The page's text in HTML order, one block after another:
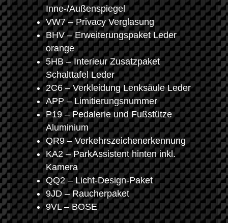
Inne-/Außenspiegel
VW7 – Privacy Verglasung
BHV – Erweiterungspaket Leder
orange
5HB – Interieur Zusatzpaket
Schalttafel Leder
2C6 – Verkleidung Lenksäule Leder
APP – Limitierungsnummer
P19 – Pedalerie und Fußstütze
Aluminium
QR9 – Verkehrszeichenerkennung
KA2 – ParkAssistent hinten inkl.
Kamera
QQ2 – Licht-Design-Paket
9JD – Raucherpaket
9VL – BOSE